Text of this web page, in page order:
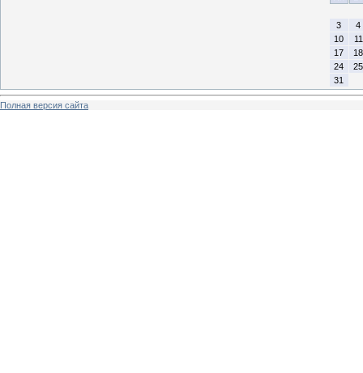
3
4
10
11
17
18
24
25
31
Полная версия сайта